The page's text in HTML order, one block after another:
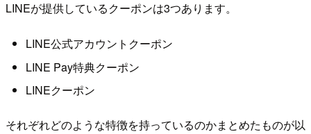
LINEが提供しているクーポンは3つあります。
LINE公式アカウントクーポン
LINE Pay特典クーポン
LINEクーポン
それぞれどのような特徴を持っているのかまとめたものが以